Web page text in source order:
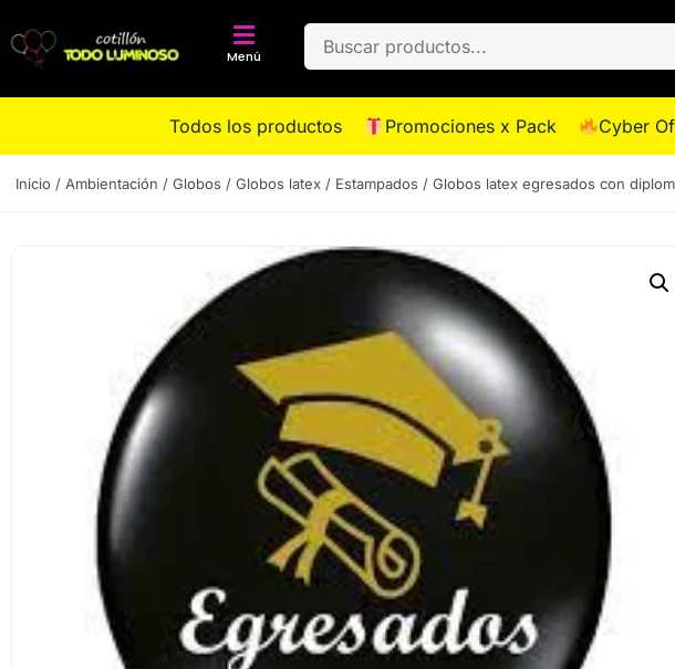
Menú
Todos los productos Promociones x Pack Cyber
Inicio / Ambientación / Globos / Globos latex / Estampados / Globos latex egresados con